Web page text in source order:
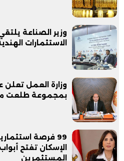
الاستثمارات
بمجموعة
الإسكان تفتح
المستثمرين